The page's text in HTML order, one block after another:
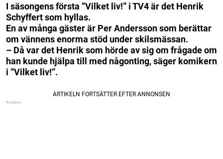
I säsongens första ”Vilket liv!” i TV4 är det Henrik
Schyffert som hyllas.
En av många gäster är Per Andersson som berättar
om vännens enorma stöd under skilsmässan.
– Då var det Henrik som hörde av sig om frågade om
han kunde hjälpa till med någonting, säger komikern
i ”Vilket liv!”.